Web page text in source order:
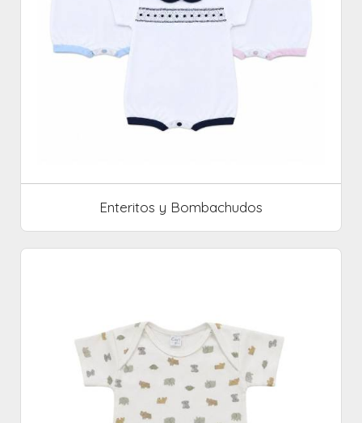
Enteritos y Bombachudos